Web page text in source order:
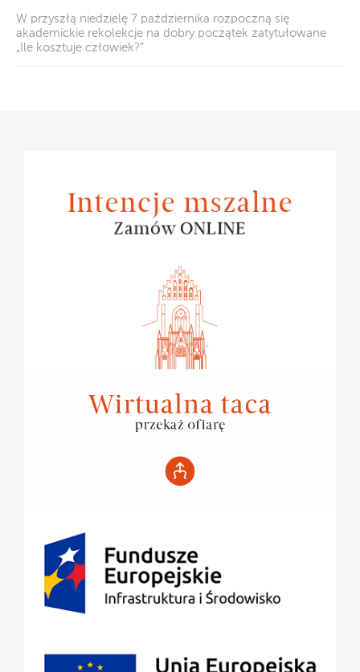
W przyszłą niedzielę 7 października rozpoczną się
akademickie rekolekcje na dobry początek zatytułowane
„Ile kosztuje człowiek?”